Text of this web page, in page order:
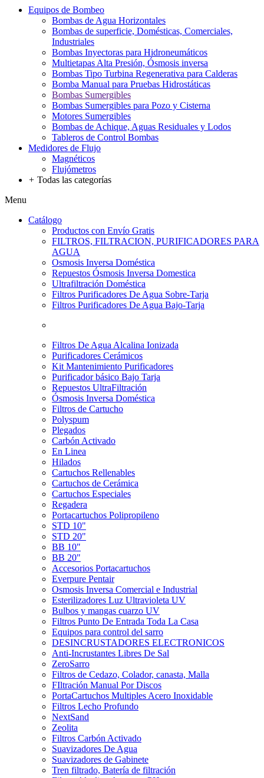
Equipos de Bombeo
Bombas de Agua Horizontales
Bombas de superficie, Domésticas, Comerciales,
Industriales
Bombas Inyectoras para Hidroneumáticos
Multietapas Alta Presión, Ósmosis inversa
Bombas Tipo Turbina Regenerativa para Calderas
Bomba Manual para Pruebas Hidrostáticas
Bombas Sumergibles
Bombas Sumergibles para Pozo y Cisterna
Motores Sumergibles
Bombas de Achique, Aguas Residuales y Lodos
Tableros de Control Bombas
Medidores de Flujo
Magnéticos
Flujómetros
+ Todas las categorías
Menu
Catálogo
Productos con Envío Gratis
FILTROS, FILTRACION, PURIFICADORES PARA
AGUA
Osmosis Inversa Doméstica
Repuestos Ósmosis Inversa Domestica
Ultrafiltración Doméstica
Filtros Purificadores De Agua Sobre-Tarja
Filtros Purificadores De Agua Bajo-Tarja
Filtros De Agua Alcalina Ionizada
Purificadores Cerámicos
Kit Mantenimiento Purificadores
Purificador básico Bajo Tarja
Repuestos UltraFiltración
Ósmosis Inversa Doméstica
Filtros de Cartucho
Polyspum
Plegados
Carbón Activado
En Linea
Hilados
Cartuchos Rellenables
Cartuchos de Cerámica
Cartuchos Especiales
Regadera
Portacartuchos Polipropileno
STD 10"
STD 20"
BB 10"
BB 20"
Accesorios Portacartuchos
Everpure Pentair
Osmosis Inversa Comercial e Industrial
Esterilizadores Luz Ultravioleta UV
Bulbos y mangas cuarzo UV
Filtros Punto De Entrada Toda La Casa
Equipos para control del sarro
DESINCRUSTADORES ELECTRONICOS
Anti-Incrustantes Libres De Sal
ZeroSarro
Filtros de Cedazo, Colador, canasta, Malla
FIltración Manual Por Discos
PortaCartuchos Multiples Acero Inoxidable
Filtros Lecho Profundo
NextSand
Zeolita
Filtros Carbón Activado
Suavizadores De Agua
Suavizadores de Gabinete
Tren filtrado, Batería de filtración